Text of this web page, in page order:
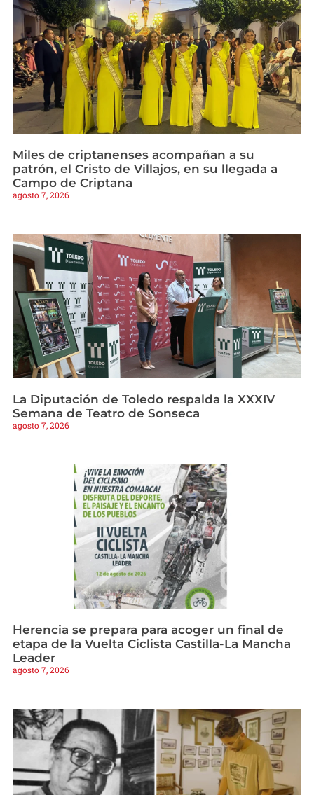
Miles de criptanenses acompañan a su
patrón, el Cristo de Villajos, en su llegada a
Campo de Criptana
agosto 7, 2026
La Diputación de Toledo respalda la XXXIV
Semana de Teatro de Sonseca
agosto 7, 2026
Herencia se prepara para acoger un final de
etapa de la Vuelta Ciclista Castilla-La Mancha
Leader
agosto 7, 2026